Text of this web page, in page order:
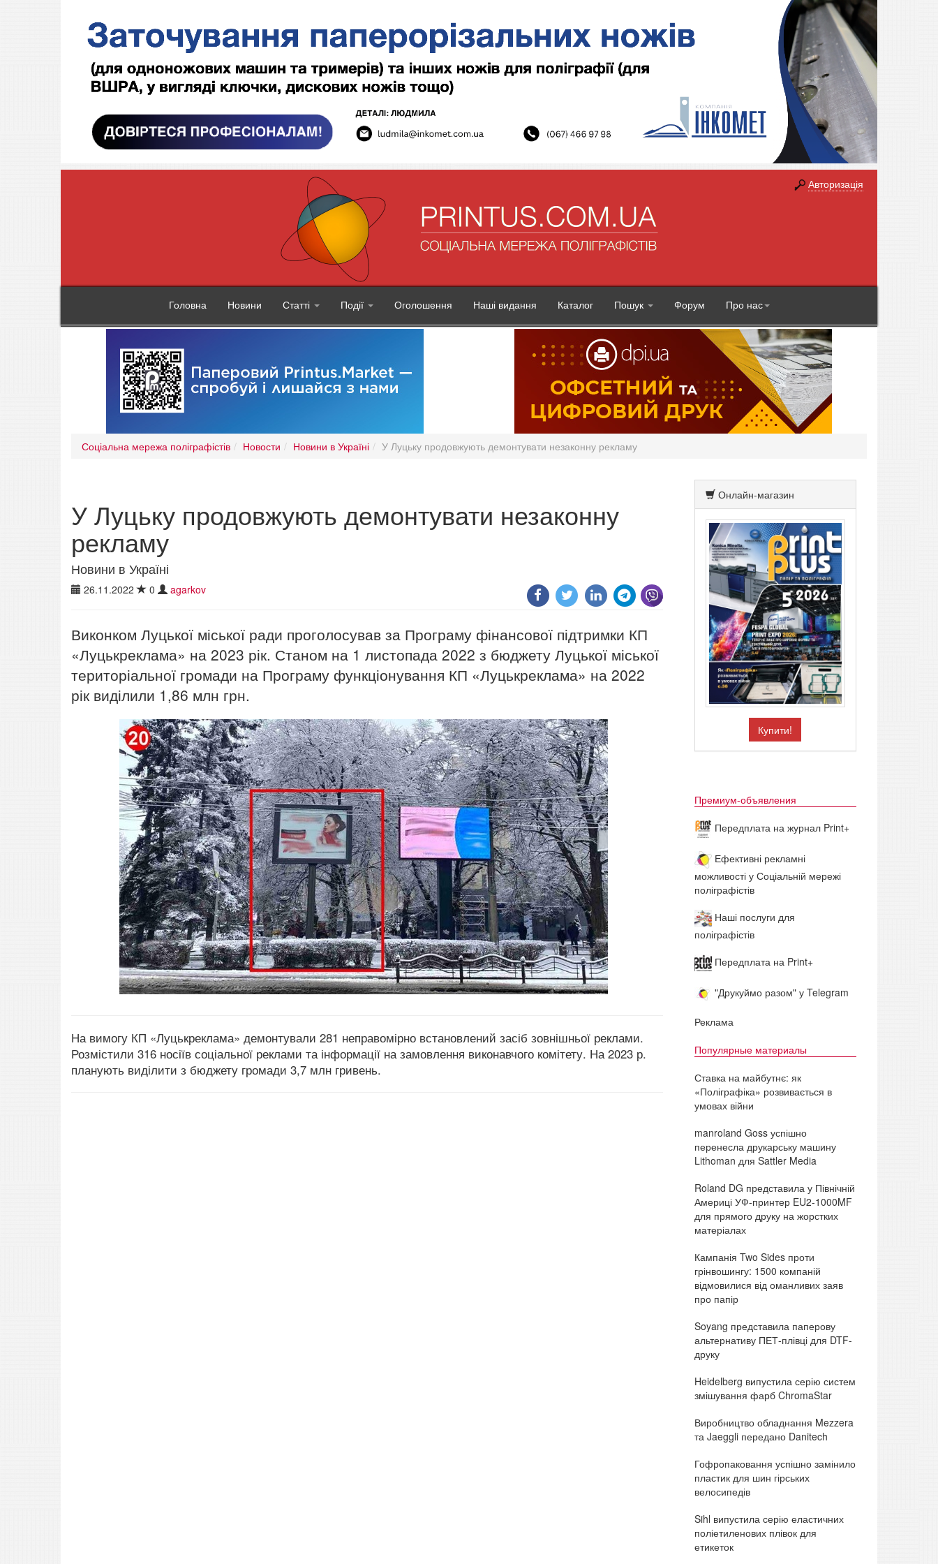
Авторизація
Головна Новини Статті Події Оголошення Наші видання Каталог Пошук Форум Про нас
Соціальна мережа поліграфістів Новости Новини в Україні У Луцьку продовжують демонтувати незаконну рекламу
У Луцьку продовжують демонтувати незаконну
рекламу
Новини в Україні
26.11.2022 0 agarkov
Виконком Луцької міської ради проголосував за Програму фінансової підтримки КП
«Луцькреклама» на 2023 рік. Станом на 1 листопада 2022 з бюджету Луцької міської
територіальної громади на Програму функціонування КП «Луцькреклама» на 2022
рік виділили 1,86 млн грн.
На вимогу КП «Луцькреклама» демонтували 281 неправомірно встановлений засіб зовнішньої реклами.
Розмістили 316 носіїв соціальної реклами та інформації на замовлення виконавчого комітету. На 2023 р.
планують виділити з бюджету громади 3,7 млн гривень.
Онлайн-магазин
Купити!
Премиум-объявления
Передплата на журнал Print+
Ефективні рекламні
можливості у Соціальній мережі
поліграфістів
Наші послуги для
поліграфістів
Передплата на Print+
"Друкуймо разом" у Telegram
Реклама
Популярные материалы
Ставка на майбутнє: як
«Поліграфіка» розвивається в
умовах війни
manroland Goss успішно
перенесла друкарську машину
Lithoman для Sattler Media
Roland DG представила у Північній
Америці УФ-принтер EU2-1000MF
для прямого друку на жорстких
матеріалах
Кампанія Two Sides проти
грінвошингу: 1500 компаній
відмовилися від оманливих заяв
про папір
Soyang представила паперову
альтернативу ПЕТ-плівці для DTF-
друку
Heidelberg випустила серію систем
змішування фарб ChromaStar
Виробництво обладнання Mezzera
та Jaeggli передано Danitech
Гофропаковання успішно замінило
пластик для шин гірських
велосипедів
Sihl випустила серію еластичних
поліетиленових плівок для
етикеток